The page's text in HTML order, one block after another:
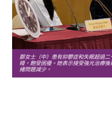
鄭女士（中）患有抑鬱症和失眠超過
睡，飽受困擾。她表示接受強光治療
緒問題減少。